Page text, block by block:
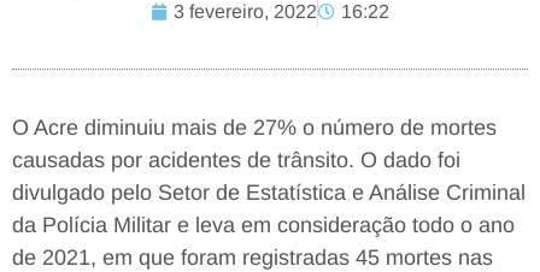
3 fevereiro, 2022
16:22
O Acre diminuiu mais de 27% o número de mortes
causadas por acidentes de trânsito. O dado foi
divulgado pelo Setor de Estatística e Análise Criminal
da Polícia Militar e leva em consideração todo o ano
de 2021, em que foram registradas 45 mortes nas